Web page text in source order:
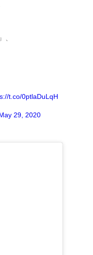
、
t.co/0ptlaDuLqH
29, 2020